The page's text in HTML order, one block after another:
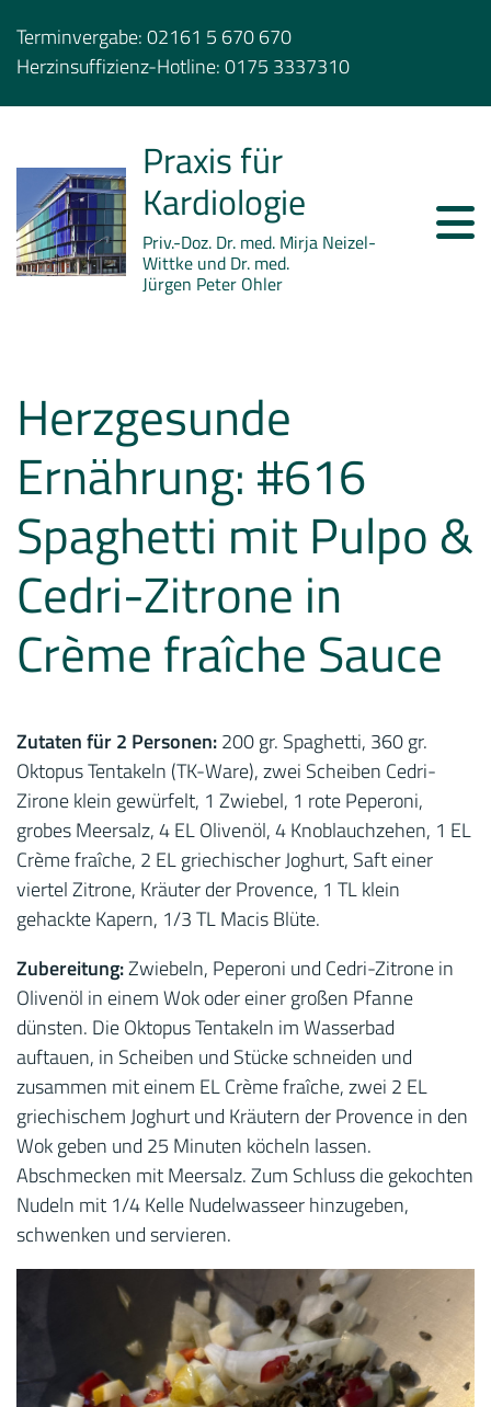
Terminvergabe:02161 5 670 670
Herzinsuffizienz-Hotline:0175 3337310
Praxis für
Kardiologie
Priv.-Doz. Dr. med. Mirja Neizel-
Wittke und Dr. med.
Jürgen Peter Ohler
Herzgesunde
Ernährung: #616
Spaghetti mit Pulpo &
Cedri-Zitrone in
Crème fraîche Sauce
Zutaten für 2 Personen:200 gr. Spaghetti, 360 gr.
Oktopus Tentakeln (TK-Ware), zwei Scheiben Cedri-
Zirone klein gewürfelt, 1 Zwiebel, 1 rote Peperoni,
grobes Meersalz, 4 EL Olivenöl, 4 Knoblauchzehen, 1 EL
Crème fraîche, 2 EL griechischer Joghurt, Saft einer
viertel Zitrone, Kräuter der Provence, 1 TL klein
gehackte Kapern, 1/3 TL Macis Blüte.
Zubereitung:Zwiebeln, Peperoni und Cedri-Zitrone in
Olivenöl in einem Wok oder einer großen Pfanne
dünsten. Die Oktopus Tentakeln im Wasserbad
auftauen, in Scheiben und Stücke schneiden und
zusammen mit einem EL Crème fraîche, zwei 2 EL
griechischem Joghurt und Kräutern der Provence in den
Wok geben und 25 Minuten köcheln lassen.
Abschmecken mit Meersalz. Zum Schluss die gekochten
Nudeln mit 1/4 Kelle Nudelwasseer hinzugeben,
schwenken und servieren.